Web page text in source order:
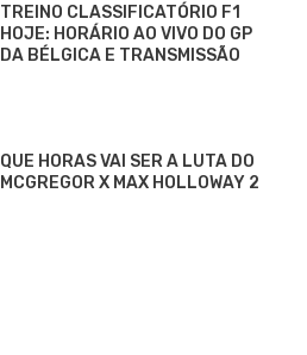
TREINO CLASSIFICATÓRIO F1
HOJE: HORÁRIO AO VIVO DO GP
DA BÉLGICA E TRANSMISSÃO
QUE HORAS VAI SER A LUTA DO
MCGREGOR X MAX HOLLOWAY 2